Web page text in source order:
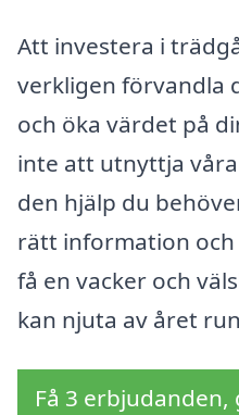
Att investera i
verkligen förvandla
och öka värdet på
inte att utnyttja
den hjälp du
rätt information
få en vacker och
kan njuta av året
Få 3